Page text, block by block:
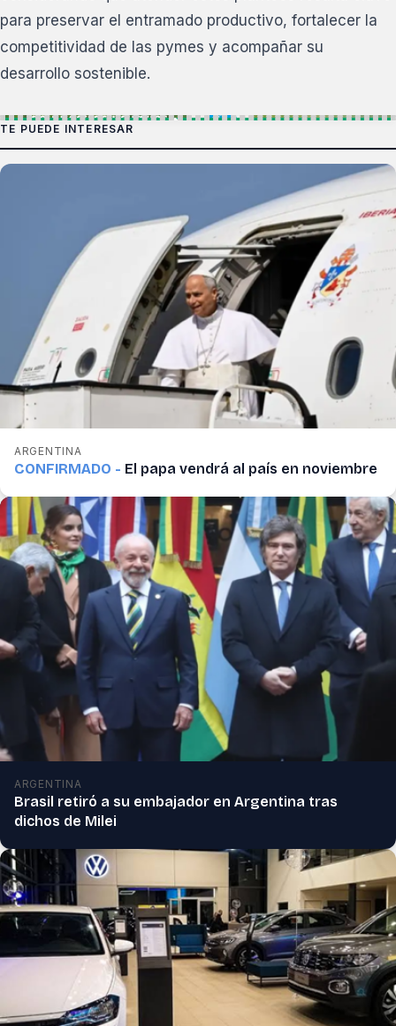
para preservar el entramado productivo, fortalecer la
competitividad de las pymes y acompañar su
desarrollo sostenible.
TE PUEDE INTERESAR
ARGENTINA
CONFIRMADO - El papa vendrá al país en noviembre
ARGENTINA
Brasil retiró a su embajador en Argentina tras
dichos de Milei